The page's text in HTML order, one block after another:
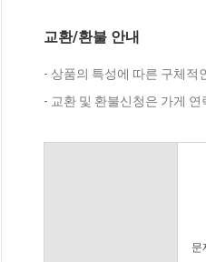
교환/환불 안내
- 상품의 특성에 따른 구체적
- 교환 및 환불신청은 가게
문